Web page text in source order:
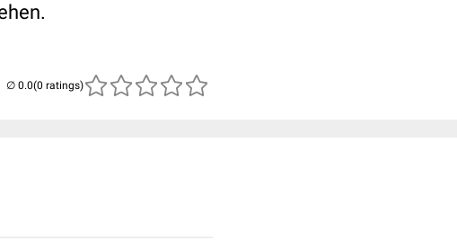
(0 ratings)